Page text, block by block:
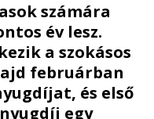
számára
év lesz.
a szokásos
februárban
, és első
egy